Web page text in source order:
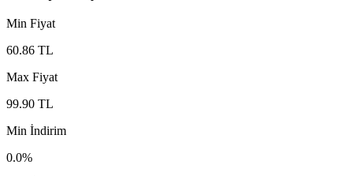
Min Fiyat
60.86 TL
Max Fiyat
99.90 TL
Min İndirim
0.0%